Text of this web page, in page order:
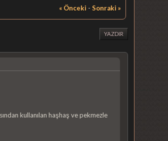
« Önceki - Sonraki »
YAZDIR
kullanılan haşhaş ve pekmezle